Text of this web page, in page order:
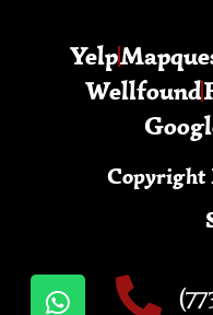
Yelp
Wellfound
Copyright